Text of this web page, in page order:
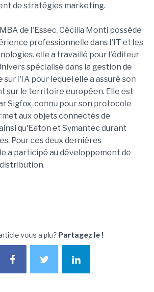
de stratégies marketing.
de l'Essec, Cécilia Monti possède
professionnelle dans l'IT et les
elle a travaillé pour l'éditeur
spécialisé dans la gestion de
sur l'IA pour lequel elle a assuré son
sur le territoire européen. Elle est
Sigfox, connu pour son protocole
aux objets connectés de
qu'Eaton et Symantec durant
Pour ces deux dernières
a participé au développement de
vous a plu? Partagez le !